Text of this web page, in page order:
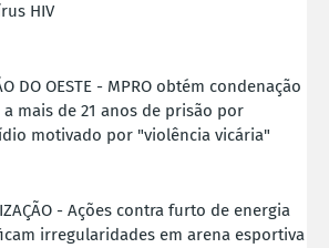
HIV
DO OESTE - MPRO obtém condenação
a mais de 21 anos de prisão por
motivado por "violência vicária"
- Ações contra furto de energia
irregularidades em arena esportiva